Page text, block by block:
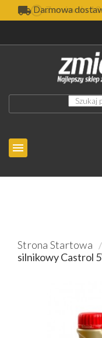
Darmowa

Strona Startowa
silnikowy Castrol